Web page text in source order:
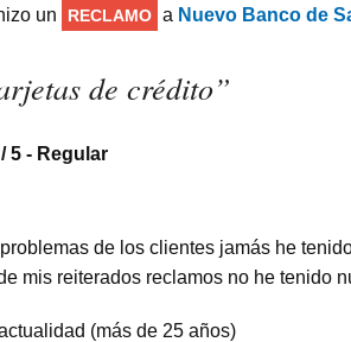
un RECLAMO a Nuevo Banco de
de crédito”
/ 5 - Regular
de los clientes jamás he
mis reiterados reclamos no he tenido
(más de 25 años)